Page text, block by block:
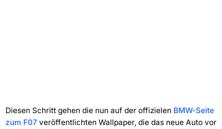
Diesen Schritt gehen die nun auf der offizielen BMW-Seite
zum F07 veröffentlichten Wallpaper, die das neue Auto vor